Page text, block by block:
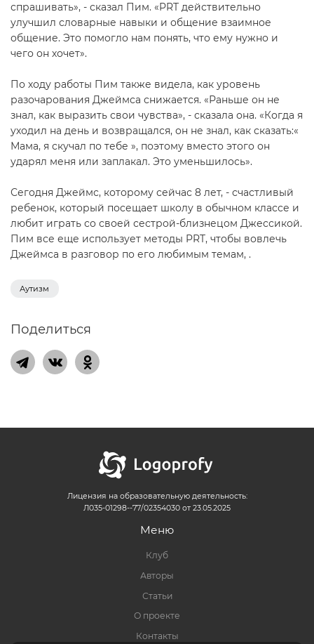
спрашивать», - сказал Пим. «PRT действительно
улучшил словарные навыки и общение взаимное
общение. Это помогло нам понять, что ему нужно и
чего он хочет».
По ходу работы Пим также видела, как уровень
разочарования Джеймса снижается. «Раньше он не
знал, как выразить свои чувства», - сказала она. «Когда я
уходил на день и возвращался, он не знал, как сказать:«
Мама, я скучал по тебе », поэтому вместо этого он
ударял меня или заплакал. Это уменьшилось».
Сегодня Джеймс, которому сейчас 8 лет, - счастливый
ребенок, который посещает школу в обычном классе и
любит играть со своей сестрой-близнецом Джессикой.
Пим все еще использует методы PRT, чтобы вовлечь
Джеймса в разговор по его любимым темам, .
Аутизм
Поделиться
Лицензия на образовательную деятельность:
Л035-01298--77/02354030 от 23.05.2025
Меню
Клуб
Авторы
Статьи
О проекте
Контакты